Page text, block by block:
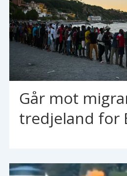
Går mot
tredjeland for